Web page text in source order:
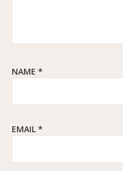
NAME *
EMAIL *